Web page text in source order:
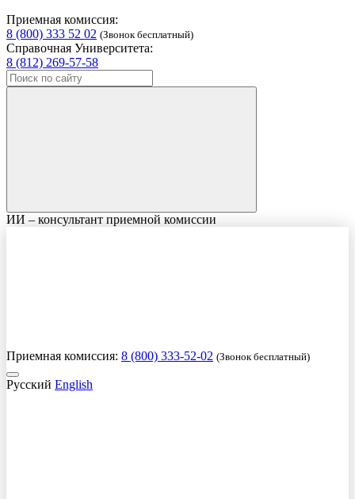
Приемная комиссия:
8 (800) 333 52 02 (Звонок бесплатный)
Справочная Университета:
8 (812) 269-57-58
ИИ – консультант приемной комиссии
Приемная комиссия: 8 (800) 333-52-02 (Звонок бесплатный)
Русский English